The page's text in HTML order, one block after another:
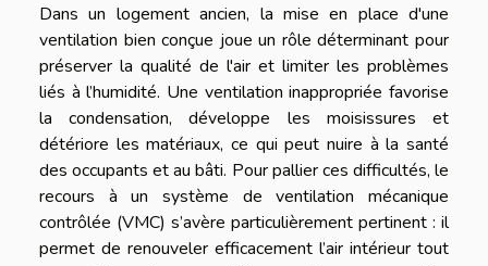
Dans un logement ancien, la mise en place d'une
ventilation bien conçue joue un rôle déterminant pour
préserver la qualité de l'air et limiter les problèmes
liés à l’humidité. Une ventilation inappropriée favorise
la condensation, développe les moisissures et
détériore les matériaux, ce qui peut nuire à la santé
des occupants et au bâti. Pour pallier ces difficultés, le
recours à un système de ventilation mécanique
contrôlée (VMC) s’avère particulièrement pertinent : il
permet de renouveler efficacement l’air intérieur tout